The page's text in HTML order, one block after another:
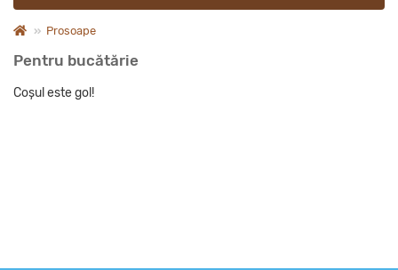
Prosoape
Pentru bucătărie
Coșul este gol!